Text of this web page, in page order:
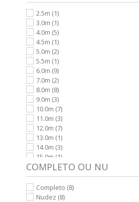
2.5m (1)
3.0m (1)
4.0m (5)
4.5m (1)
5.0m (2)
5.5m (1)
6.0m (9)
7.0m (2)
8.0m (8)
9.0m (3)
10.0m (7)
11.0m (3)
12.0m (7)
13.0m (1)
14.0m (3)
15.0m (1)
18.0m(1)
COMPLETO OU NU
Completo (8)
Nudez (8)